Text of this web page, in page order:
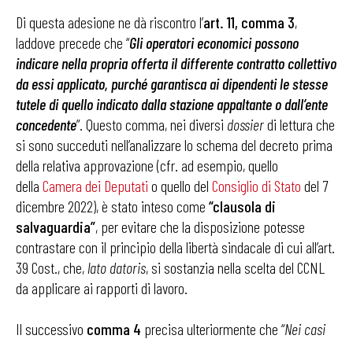
Di questa adesione ne dà riscontro l’art. 11, comma 3,
laddove precede che “Gli operatori economici possono
indicare nella propria offerta il differente contratto collettivo
da essi applicato, purché garantisca ai dipendenti le stesse
tutele di quello indicato dalla stazione appaltante o dall’ente
concedente”. Questo comma, nei diversi dossierdi lettura che
si sono succeduti nell’analizzare lo schema del decreto prima
della relativa approvazione (cfr. ad esempio, quello
della Camera dei Deputati o quello del Consiglio di Stato del 7
dicembre 2022), è stato inteso come “clausola di
salvaguardia”, per evitare che la disposizione potesse
contrastare con il principio della libertà sindacale di cui all’art.
39 Cost., che, lato datoris, si sostanzia nella scelta del CCNL
da applicare ai rapporti di lavoro.
Il successivo comma 4 precisa ulteriormente che “Nei casi